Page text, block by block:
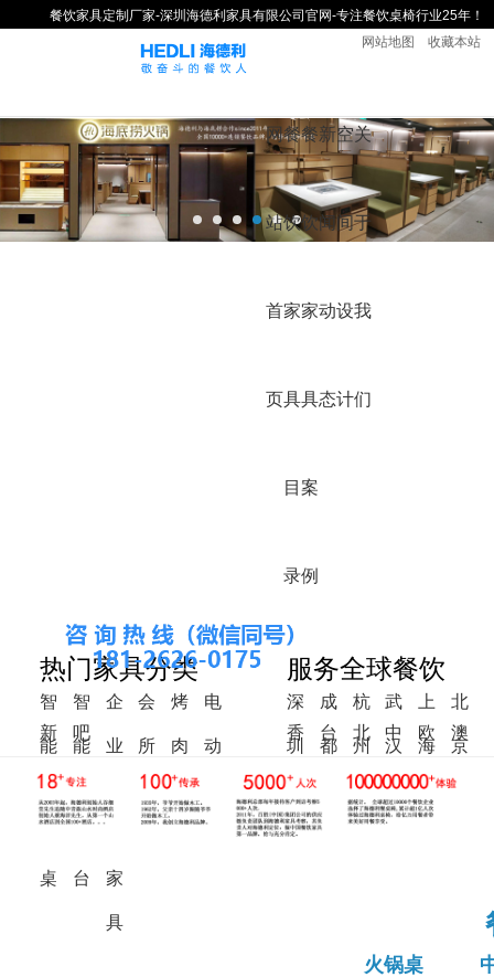
餐饮家具定制厂家-深圳海德利家具有限公司官网-专注餐饮桌椅行业25年！
收藏本站
网站地图
网
站
首
页
餐
饮
家
具
目
录
餐
饮
家
具
案
例
新
闻
动
态
空
间
设
计
关
于
我
们
热门家具分类
智
能
火
桌
智
能
调
台
企
业
家
具
会
所
家
烤
肉
桌
电
动
新
中
式
吧
椅
服务全球餐饮
深
圳
成
都
杭
州
武
汉
上
海
北
京
香
港
台 北
美
中
东
欧
洲
澳
洲
火锅桌